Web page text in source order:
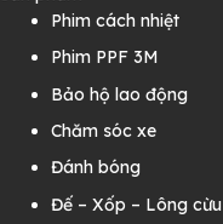
Phim cách nhiệt
Phim PPF 3M
Bảo hộ lao động
Chăm sóc xe
Đánh bóng
Đế – Xốp – Lông cừu